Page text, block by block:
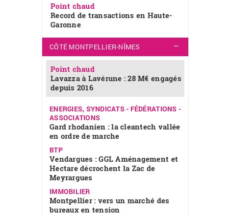
Point chaud
Record de transactions en Haute-
Garonne
CÔTÉ MONTPELLIER-NÎMES
Point chaud
Lavazza à Lavérune : 28 M€ engagés
depuis 2016
ENERGIES, SYNDICATS - FÉDÉRATIONS -
ASSOCIATIONS
Gard rhodanien : la cleantech vallée
en ordre de marche
BTP
Vendargues : GGL Aménagement et
Hectare décrochent la Zac de
Meyrargues
IMMOBILIER
Montpellier : vers un marché des
bureaux en tension